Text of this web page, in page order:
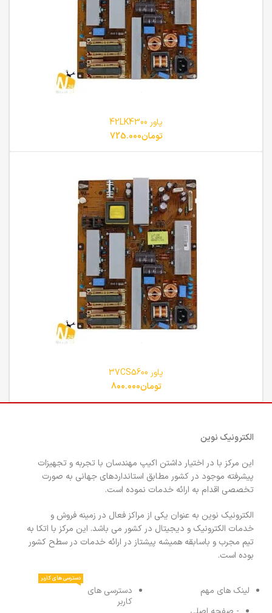
پاور 42LK4300
تومان725.000
پاور 37CS5600
تومان800.000
الکترونیک نوین
این مرکز با در اختیار داشتن اکیپ مهندسان با تجربه و تجهیزات
پیشرفته موجود در کشور مطابق استانداردهای جهانی به صورت
تخصصی اقدام به ارائه خدمات نموده است.
الکترونیک نوین به عنوان یکی از مراکز فعال در زمینه فروش و
خدمات الکترونیک و دیجیتال در کشور می باشد. این مرکز با اتکا به
تیم مجرب و باسابقه همیشه پیشتاز در ارائه خدمات در سطح کشور
بوده است.
لینک های مهم
دسترسی های
کاربر
دسترسی های کاربر